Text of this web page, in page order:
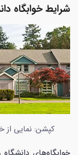
شرایط خوابگاه
کپشن: نمایی از